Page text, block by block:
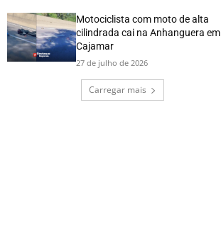
Motociclista com moto de alta
cilindrada cai na Anhanguera em
Cajamar
27 de julho de 2026
Carregar mais